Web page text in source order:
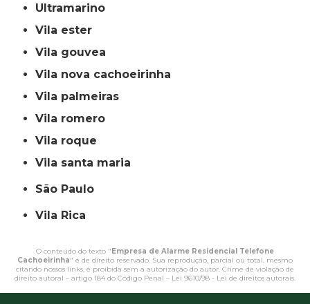
ultramarino
vila ester
vila gouvea
vila nova cachoeirinha
vila palmeiras
vila romero
vila roque
vila santa maria
São Paulo
Vila Rica
O conteúdo do texto "Empresa de Alarme Residencial Telefone
Cachoeirinha" é de direito reservado. Sua reprodução, parcial ou total, mesmo
citando nossos links, é proibida sem a autorização do autor. Crime de violação de
direito autoral – artigo 184 do Código Penal – Lei 9610/98 - Lei de direitos autorais.